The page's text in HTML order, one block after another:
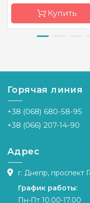
Купить
производитель
Размер
Канва
Aida
Зашивка
Горячая линия
+38 (068) 680-58-95
+38 (066) 207-14-90
Адрес
г. Днепр, проспект
График работы:
Пн-Пт 10.00-17.00